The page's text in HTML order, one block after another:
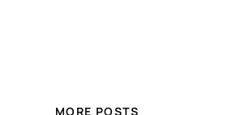
MORE POSTS